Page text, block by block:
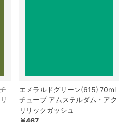
エメラルドグリーン(615) 70ml
チューブ アムステルダム・アク
リリックガッシュ